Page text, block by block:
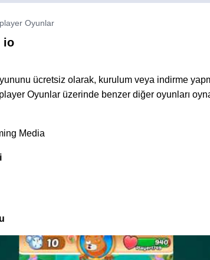
Oyunlar
io
ücretsiz olarak, kurulum veya indirme
Oyunlar üzerinde benzer diğer oyunları
Media